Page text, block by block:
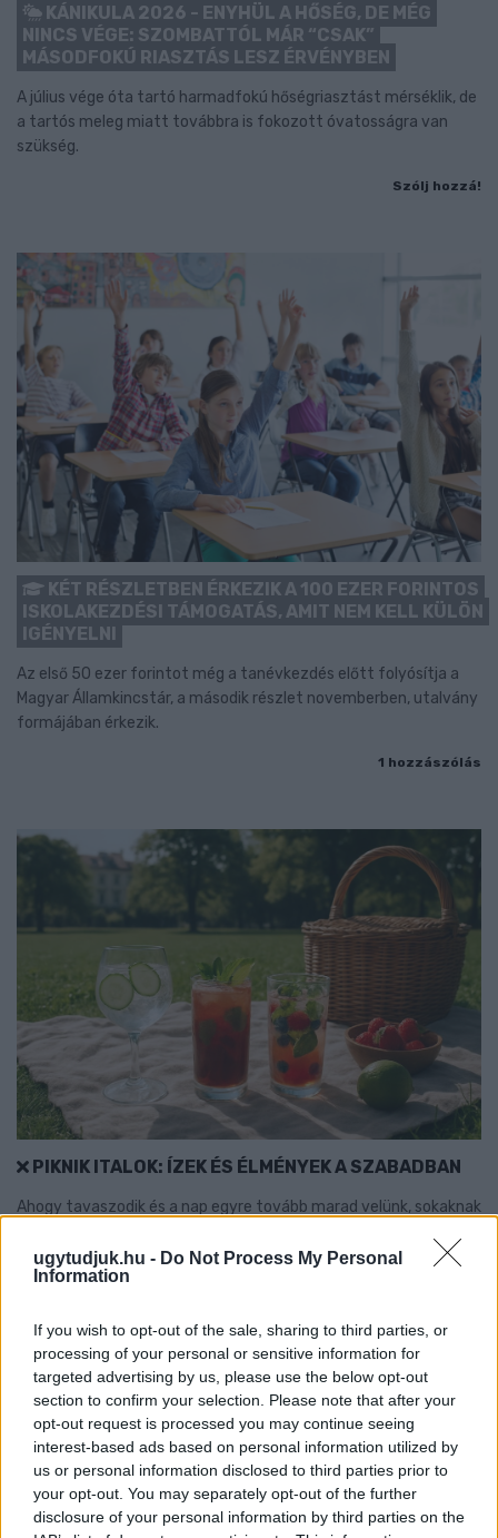
ugytudjuk.hu - Do Not Process My Personal
Information
If you wish to opt-out of the sale, sharing to third parties, or
processing of your personal or sensitive information for
targeted advertising by us, please use the below opt-out
section to confirm your selection. Please note that after your
opt-out request is processed you may continue seeing
interest-based ads based on personal information utilized by
us or personal information disclosed to third parties prior to
your opt-out. You may separately opt-out of the further
disclosure of your personal information by third parties on the
KÁNIKULA 2026 - ENYHÜL A HŐSÉG, DE MÉG
NINCS VÉGE: SZOMBATTÓL MÁR “CSAK”
MÁSODFOKÚ RIASZTÁS LESZ ÉRVÉNYBEN
A július vége óta tartó harmadfokú hőségriasztást mérséklik, de
a tartós meleg miatt továbbra is fokozott óvatosságra van
szükség.
Szólj hozzá!
KÉT RÉSZLETBEN ÉRKEZIK A 100 EZER FORINTOS
ISKOLAKEZDÉSI TÁMOGATÁS, AMIT NEM KELL KÜLÖN
IGÉNYELNI
Az első 50 ezer forintot még a tanévkezdés előtt folyósítja a
Magyar Államkincstár, a második részlet novemberben, utalvány
formájában érkezik.
1 hozzászólás
PIKNIK ITALOK: ÍZEK ÉS ÉLMÉNYEK A SZABADBAN
Ahogy tavaszodik és a nap egyre tovább marad velünk, sokaknak
Szólj hozzá!